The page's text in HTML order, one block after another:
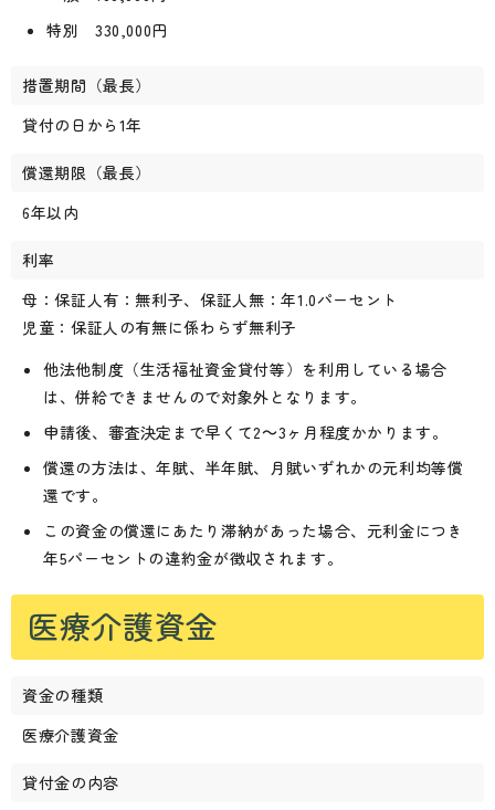
特別 330,000円
措置期間（最長）
貸付の日から1年
償還期限（最長）
6年以内
利率
母：保証人有：無利子、保証人無：年1.0パーセント
児童：保証人の有無に係わらず無利子
他法他制度（生活福祉資金貸付等）を利用している場合
は、併給できませんので対象外となります。
申請後、審査決定まで早くて2～3ヶ月程度かかります。
償還の方法は、年賦、半年賦、月賦いずれかの元利均等償
還です。
この資金の償還にあたり滞納があった場合、元利金につき
年5パーセントの違約金が徴収されます。
医療介護資金
資金の種類
医療介護資金
貸付金の内容